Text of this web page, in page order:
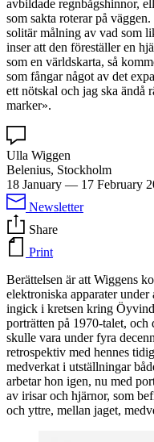
avbildade regnbågshinnor,
som sakta roterar på
solitär målning av vad som
inser att den föreställer en
som en världskarta, så
som fångar något av det
ett nötskal och jag ska ändå
marker».
Ulla Wiggen
Belenius, Stockholm
18 January — 17 February
Newsletter
Share
Print
Berättelsen är att Wiggens
elektroniska apparater
ingick i kretsen kring
porträtten på 1970-talet,
skulle vara under fyra
retrospektiv med hennes
medverkat i utställningar
arbetar hon igen, nu med
av irisar och hjärnor, som
och yttre, mellan jaget,